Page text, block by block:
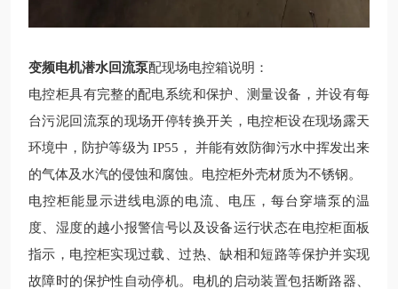
变频电机潜水回流泵配现场电控箱说明：
电控柜具有完整的配电系统和保护、测量设备，并设有每
台污泥回流泵的现场开停转换开关，电控柜设在现场露天
环境中，防护等级为 IP55， 并能有效防御污水中挥发出来
的气体及水汽的侵蚀和腐蚀。电控柜外壳材质为不锈钢。
电控柜能显示进线电源的电流、电压，每台穿墙泵的温
度、湿度的越小报警信号以及设备运行状态在电控柜面板
指示，电控柜实现过载、过热、缺相和短路等保护并实现
故障时的保护性自动停机。电机的启动装置包括断路器、